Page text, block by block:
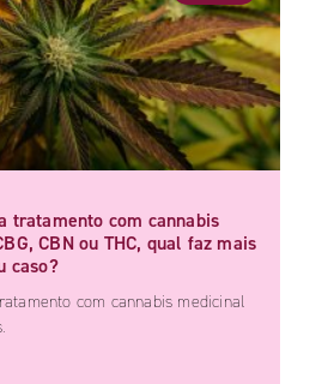
tratamento com cannabis
CBN ou THC, qual faz mais
caso?
com cannabis medicinal